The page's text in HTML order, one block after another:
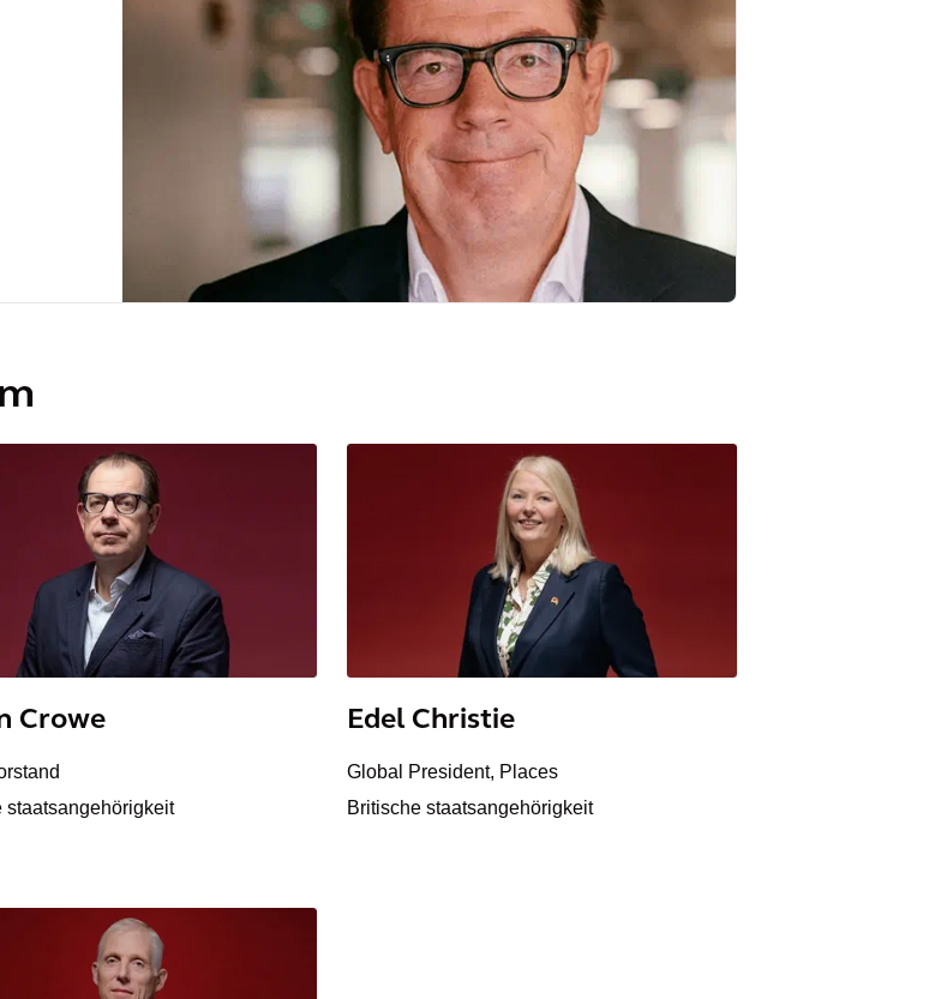
Crowe
staatsangehörigkeit
Edel Christie
Global President, Places
Britische staatsangehörigkeit